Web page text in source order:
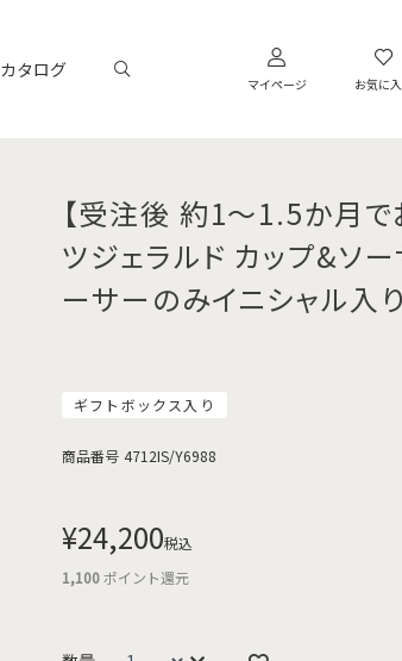
カタログ
マイページ お気に
【受注後 約1～1.5か月で
ツジェラルド カップ&ソ
ーサーのみイニシャル入り
ギフトボックス入り
商品番号 4712IS/Y6988
¥24,200税込
1,100ポイント還元